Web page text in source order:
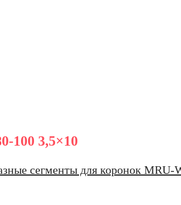
100 3,5×10
сегменты для коронок MRU-